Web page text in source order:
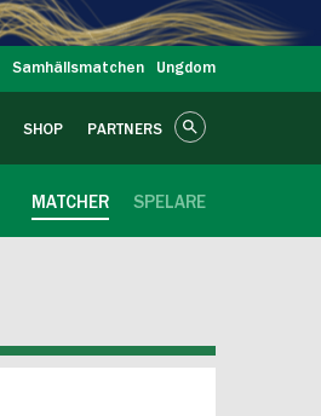
Samhällsmatchen Ungdom
SHOP PARTNERS
SPELARE
MATCHER